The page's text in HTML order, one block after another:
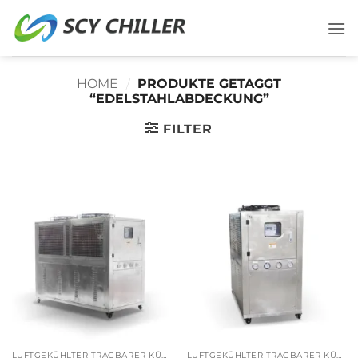
Inhalt
HOME / PRODUKTE GETAGGT
“EDELSTAHLABDECKUNG”
FILTER
LUFTGEKÜHLTER TRAGBARER KÜHLER LUFTGEKÜHLTER TRAGBARER KÜHLER